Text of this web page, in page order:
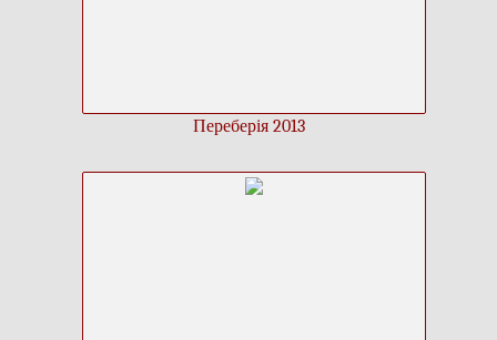
Переберія 2013